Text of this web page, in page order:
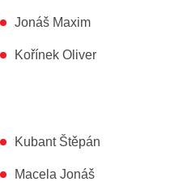
Jonáš Maxim
Kořínek Oliver
Kubant Štěpán
Macela Jonáš